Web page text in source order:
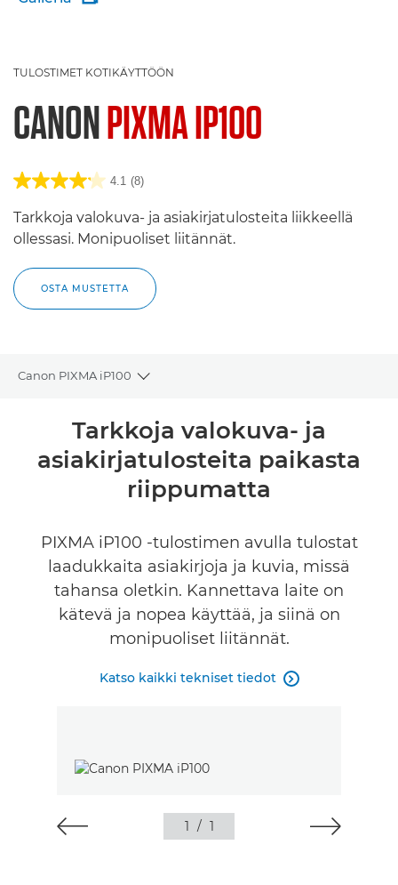
TULOSTIMET KOTIKÄYTTÖÖN
CANONPIXMA IP100
4.1 (8)
Tarkkoja valokuva- ja asiakirjatulosteita liikkeellä
ollessasi. Monipuoliset liitännät.
OSTA MUSTETTA
Canon PIXMA iP100
Toggle breadcrumbs
Yleiskuvaus
Tekniset tiedot
OSTA MUSTETTA
Tarkkoja valokuva- ja
asiakirjatulosteita paikasta
riippumatta
PIXMA iP100 -tulostimen avulla tulostat
laadukkaita asiakirjoja ja kuvia, missä
tahansa oletkin. Kannettava laite on
kätevä ja nopea käyttää, ja siinä on
monipuoliset liitännät.
Katso kaikki tekniset tiedot 
1 / 1